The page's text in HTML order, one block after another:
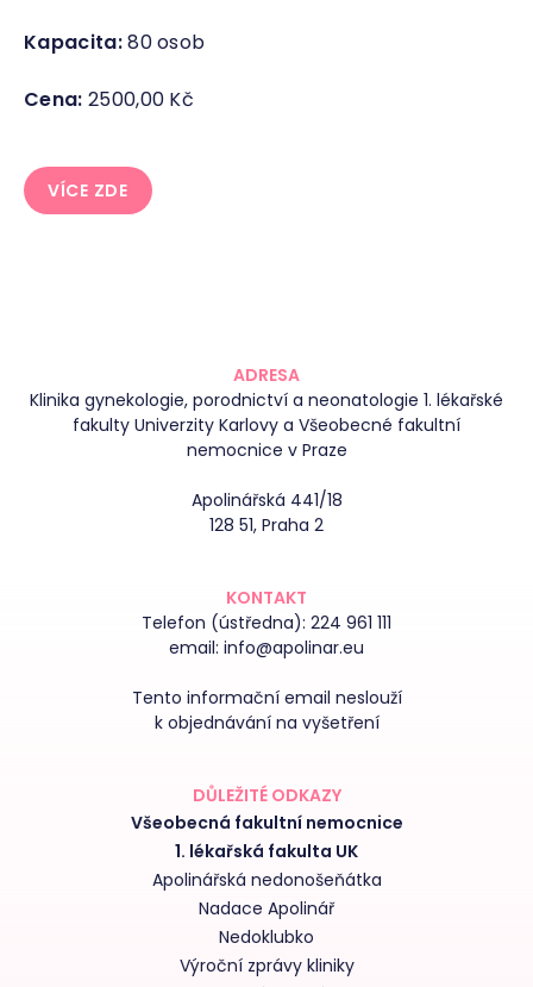
Kapacita:80 osob
Cena: 2500,00 Kč
VÍCE ZDE
ADRESA
Klinika gynekologie, porodnictví a neonatologie 1. lékařské
fakulty Univerzity Karlovy a Všeobecné fakultní
nemocnice v Praze
Apolinářská 441/18
128 51, Praha 2
KONTAKT
Telefon (ústředna): 224 961 111
email: info@apolinar.eu
Tento informační email neslouží
k objednávání na vyšetření
DŮLEŽITÉ ODKAZY
Všeobecná fakultní nemocnice
1. lékařská fakulta UK
Apolinářská nedonošeňátka
Nadace Apolinář
Nedoklubko
Výroční zprávy kliniky